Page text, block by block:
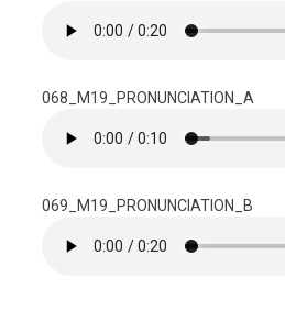
068_M19_PRONUNCIATION_A
069_M19_PRONUNCIATION_B